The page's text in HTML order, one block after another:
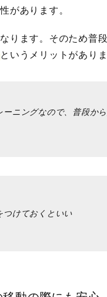
があります。
ます。そのため普
というメリットがありま
ニングなので、普段か
つけておくといい